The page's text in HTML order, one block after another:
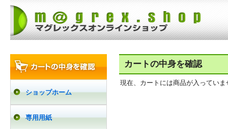
ショップホーム
専用用紙
カートの中身を確認
現在、カートには商品が入っていま